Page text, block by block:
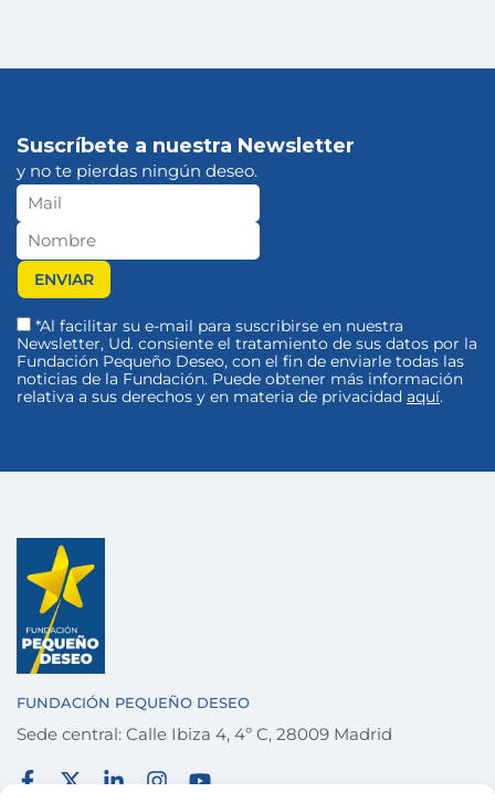
Suscríbete a nuestra Newsletter
y no te pierdas ningún deseo.
*Al facilitar su e-mail para suscribirse en nuestra
Newsletter, Ud. consiente el tratamiento de sus datos por la
Fundación Pequeño Deseo, con el fin de enviarle todas las
noticias de la Fundación. Puede obtener más información
relativa a sus derechos y en materia de privacidad aquí.
FUNDACIÓN PEQUEÑO DESEO
Sede central: Calle Ibiza 4, 4º C, 28009 Madrid